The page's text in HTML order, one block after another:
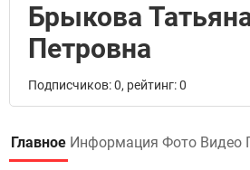
Брыкова
Петровна
Подписчиков: 0, рейтинг: 0
Главное Информация Фото Видео